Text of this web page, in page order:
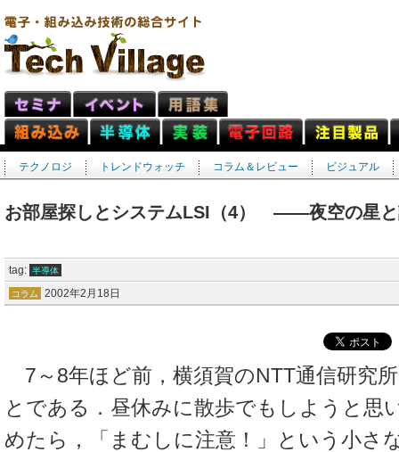
テクノロジ トレンドウォッチ コラム＆レビュー ビジュアル
お部屋探しとシステムLSI（4） ――夜空の星と
tag: 半導体
コラム 2002年2月18日
7～8年ほど前，横須賀のNTT通信研究
とである．昼休みに散歩でもしようと思
めたら，「まむしに注意！」という小さ